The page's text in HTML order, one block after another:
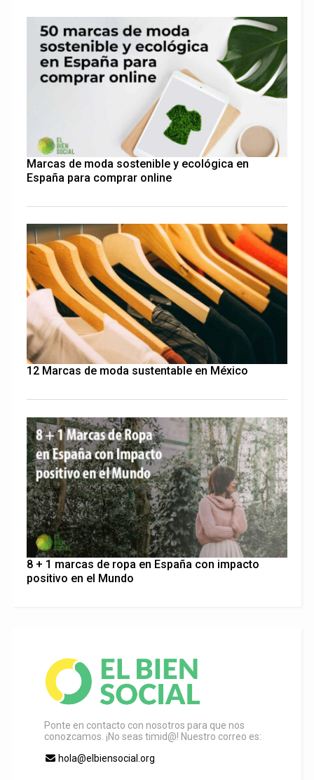
Marcas de moda sostenible y ecológica en
España para comprar online
12 Marcas de moda sustentable en México
8 + 1 marcas de ropa en España con impacto
positivo en el Mundo
Ponte en contacto con nosotros para que nos
conozcamos. ¡No seas timid@! Nuestro correo es:
hola@elbiensocial.org